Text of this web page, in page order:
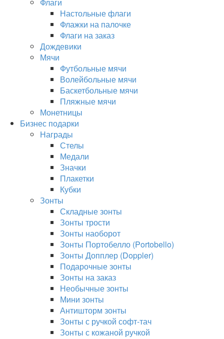
Настольные флаги
Флажки на палочке
Флаги на заказ
Дождевики
Мячи
Футбольные мячи
Волейбольные мячи
Баскетбольные мячи
Пляжные мячи
Монетницы
Бизнес подарки
Награды
Стелы
Медали
Значки
Плакетки
Кубки
Зонты
Складные зонты
Зонты трости
Зонты наоборот
Зонты Портобелло (Portobello)
Зонты Допплер (Doppler)
Подарочные зонты
Зонты на заказ
Необычные зонты
Мини зонты
Антишторм зонты
Зонты с ручкой софт-тач
Зонты с кожаной ручкой